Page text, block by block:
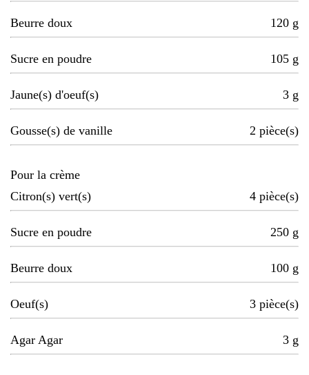
Beurre doux 120 g
Sucre en poudre 105 g
Jaune(s) d'oeuf(s) 3 g
Gousse(s) de vanille 2 pièce(s)
Pour la crème
Citron(s) vert(s)
4 pièce(s)
Sucre en poudre 250 g
Beurre doux 100 g
Oeuf(s) 3 pièce(s)
Agar Agar 3 g